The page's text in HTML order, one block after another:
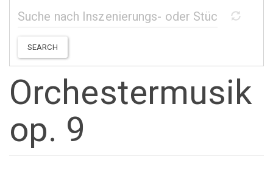
SEARCH
Orchestermusik
op. 9